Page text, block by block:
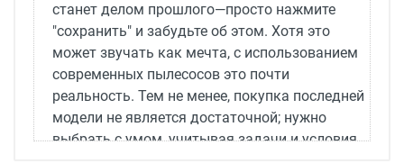
станет делом прошлого—просто нажмите
"сохранить" и забудьте об этом. Хотя это
может звучать как мечта, с использованием
современных пылесосов это почти
реальность. Тем не менее, покупка последней
модели не является достаточной; нужно
выбрать с умом, учитывая задачи и условия,